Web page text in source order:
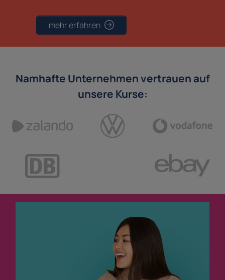
mehr erfahren
Namhafte Unternehmen vertrauen auf
unsere Kurse: